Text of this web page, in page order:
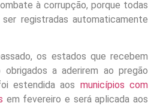
à corrupção, porque todas
registradas automaticamente
os estados que recebem
a aderirem ao pregão
estendida aos municípios com
em fevereiro e será aplicada aos